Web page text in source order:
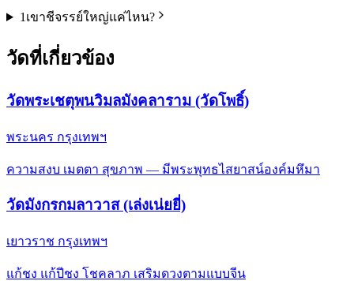
1 เขาชีจรรย์ใหญ่แค่ไหน?
วัดที่เกี่ยวข้อง
วัดพระเชตุพนวิมลมังคลาราม (วัดโพธิ์)
พระนคร กรุงเทพฯ
ความสงบ เมตตา สุขภาพ — มีพระพุทธไสยาสน์องค์มหึมา
วัดมังกรกมลาวาส (เล่งเน่ยยี่)
เยาวราช กรุงเทพฯ
แก้ชง แก้ปีชง โชคลาภ เสริมดวงตามแบบจีน